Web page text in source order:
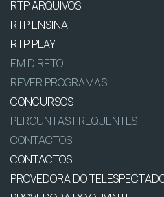
RTP ARQUIVOS
RTP ENSINA
RTP PLAY
EM DIRETO
REVER PROGRAMAS
CONCURSOS
PERGUNTAS FREQUENTES
CONTACTOS
CONTACTOS
PROVEDORA DO